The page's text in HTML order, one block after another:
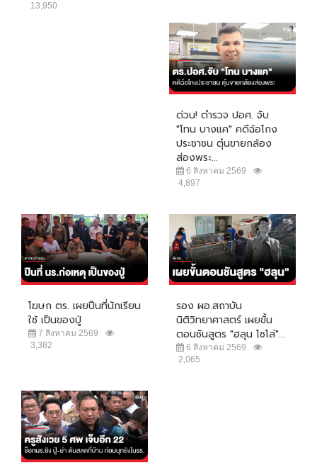
13,950
ด่วน! ตำรวจ ปอศ. จับ
"โทน บางแค" คดีฉ้อโกง
ประชาชน ตุ๋นขายกล้อง
ส่องพระ...
6 สิงหาคม 2569
4,897
โฆษก ตร. เผยปืนที่นักเรียน
ใช้ เป็นของปู่
7 สิงหาคม 2569
3,382
รอง ผอ.สถาบัน
นิติวิทยาศาสตร์ เผยขั้น
ตอนชันสูตร "ฮลุน โซโล่"...
6 สิงหาคม 2569
2,065